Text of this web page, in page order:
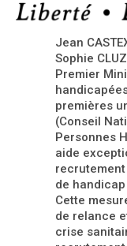
Jean
Sophie
Premier
premières
(Conseil
Personnes
aide
de
Cette
de relance
crise